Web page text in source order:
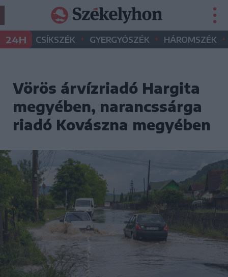
24H CSÍKSZÉK • GYERGYÓSZÉK • HÁROMSZÉK •
Vörös árvízriadó Hargita
megyében, narancssárga
riadó Kovászna megyében